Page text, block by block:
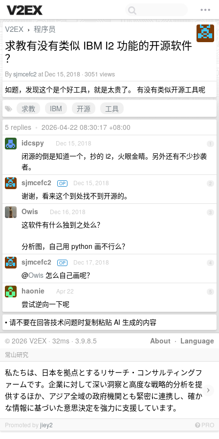
V2EX › 程序员
求教有没有类似 IBM I2 功能的开源软件
？
Bysjmcefc2at Dec 15, 2018 · 3051 views
如题，发现这个是个好工具，就是太贵了。 有没有类似开源工具呢
求教
IBM 开源
工具
5 replies • 2026-04-22 08:30:17 +08:00
1
idcspy Dec 15, 2018
闭源的倒是知道一个，抄的 i2，火眼金睛。另外还有不少抄袭
者。
2
sjmcefc2 OP Dec 15, 2018
谢谢，看来这个到处找不到开源的。
3
Owis Dec 16, 2018
这软件有什么独到之处么？
分析图，自己用 python 画不行么？
4
sjmcefc2 OP Dec 17, 2018
@Owis 怎么自己画呢？
5
haonie Apr 22
尝试逆向一下呢
• 请不要在回答技术问题时复制粘贴 AI 生成的内容
About · Language
© 2026 V2EX · 32ms · 3.9.8.5
常山研究
私たちは、日本を拠点とするリサーチ・コンサルティングフ
ァームです。企業に対して深い洞察と高度な戦略的分析を提
供するほか、アジア全域の政府機関とも緊密に連携し、確か
な情報に基づいた意思決定を強力に支援しています。
›
Promoted byjiey2 PRO